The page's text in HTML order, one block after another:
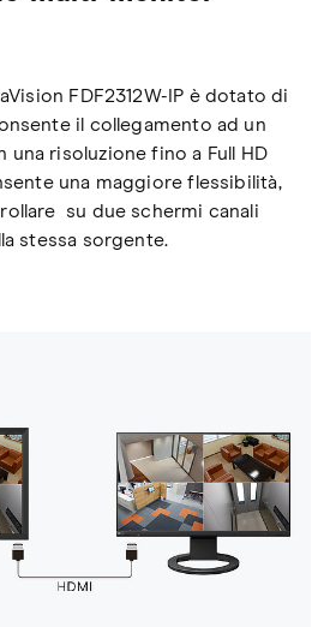
FDF2312W-IP è dotato di
il collegamento ad un
risoluzione fino a Full HD
una maggiore flessibilità,
su due schermi canali
stessa sorgente.